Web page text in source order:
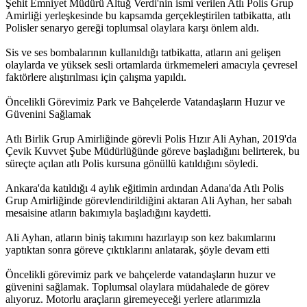
Şehit Emniyet Müdürü Altuğ Verdi'nin ismi verilen Atlı Polis Grup
Amirliği yerleşkesinde bu kapsamda gerçekleştirilen tatbikatta, atlı
Polisler senaryo gereği toplumsal olaylara karşı önlem aldı.
Sis ve ses bombalarının kullanıldığı tatbikatta, atların ani gelişen
olaylarda ve yüksek sesli ortamlarda ürkmemeleri amacıyla çevresel
faktörlere alıştırılması için çalışma yapıldı.
Öncelikli Görevimiz Park ve Bahçelerde Vatandaşların Huzur ve
Güvenini Sağlamak
Atlı Birlik Grup Amirliğinde görevli Polis Hızır Ali Ayhan, 2019'da
Çevik Kuvvet Şube Müdürlüğünde göreve başladığını belirterek, bu
süreçte açılan atlı Polis kursuna gönüllü katıldığını söyledi.
Ankara'da katıldığı 4 aylık eğitimin ardından Adana'da Atlı Polis
Grup Amirliğinde görevlendirildiğini aktaran Ali Ayhan, her sabah
mesaisine atların bakımıyla başladığını kaydetti.
Ali Ayhan, atların biniş takımını hazırlayıp son kez bakımlarını
yaptıktan sonra göreve çıktıklarını anlatarak, şöyle devam etti
Öncelikli görevimiz park ve bahçelerde vatandaşların huzur ve
güvenini sağlamak. Toplumsal olaylara müdahalede de görev
alıyoruz. Motorlu araçların giremeyeceği yerlere atlarımızla